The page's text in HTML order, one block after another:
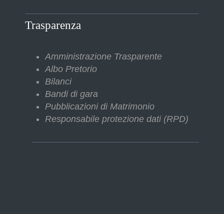
Trasparenza
Amministrazione Trasparente
Albo Pretorio
Bilanci
Bandi di gara
Pubblicazioni di Matrimonio
Responsabile protezione dati (RPD)